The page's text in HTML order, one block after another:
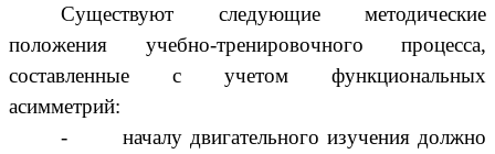
Существуют следующие методические
положения учебно-тренировочного процесса,
составленные с учетом функциональных
асимметрий:
- началу двигательного изучения должно